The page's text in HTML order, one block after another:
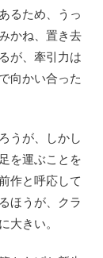
るため、うっ
かね、置き去
が、牽引力は
向かい合った
うが、しかし
を運ぶことを
作と呼応して
ほうが、クラ
大きい。